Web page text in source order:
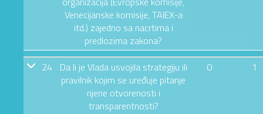
Venecijanske komisije, TAIEX-a
itd.) zajedno sa nacrtima i
predlozima zakona?
24 Da li je Vlada usvojila strategiju ili
pravilnik kojim se uređuje pitanje
njene otvorenosti i
transparentnosti?
0 1